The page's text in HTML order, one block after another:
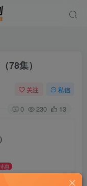
78集）
关注 私信
0 230 13
惠